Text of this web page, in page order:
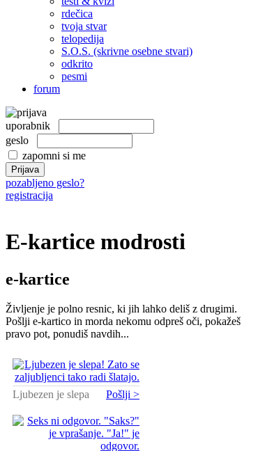
rdečica
tvoja stvar
telopedija
S.O.S. (skrivne osebne stvari)
odkrito
pesmi
forum
uporabnik
geslo
zapomni si me
pozabljeno geslo?
registracija
E-kartice modrosti
e-kartice
Življenje je polno resnic, ki jih lahko deliš z drugimi.
Pošlji e-kartico in morda nekomu odpreš oči, pokažeš
pravo pot, ponudiš navdih...
Ljubezen je slepa Pošlji >